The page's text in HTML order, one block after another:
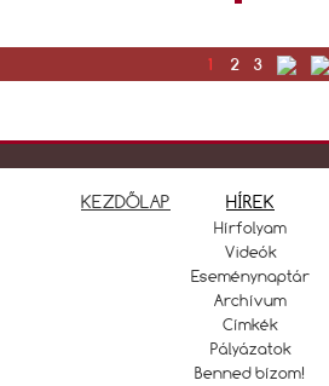
1 2 3
KEZDŐLAP HÍREK
Hírfolyam
Videók
Eseménynaptár
Archívum
Címkék
Pályázatok
Benned bízom!